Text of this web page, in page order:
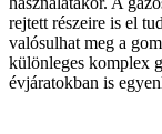
rejtett részeire is el
valósulhat meg a
különleges komplex
évjáratokban is